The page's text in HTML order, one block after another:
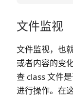
文件监视
文件监视，也
或者内容的变
查 class 文件
进行操作。在